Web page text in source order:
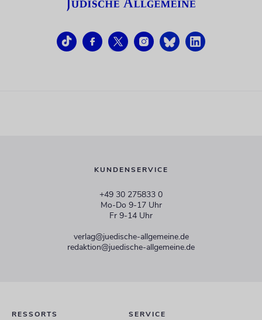
KUNDENSERVICE
+49 30 275833 0
Mo-Do 9-17 Uhr
Fr 9-14 Uhr
verlag@juedische-allgemeine.de
redaktion@juedische-allgemeine.de
RESSORTS SERVICE